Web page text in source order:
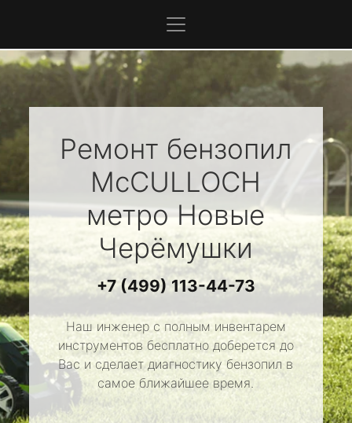
Ремонт бензопил
McCULLOCH
метро Новые
Черёмушки
+7 (499) 113-44-73
Наш инженер с полным инвентарем
инструментов бесплатно доберется до
Вас и сделает диагностику бензопил в
самое ближайшее время.